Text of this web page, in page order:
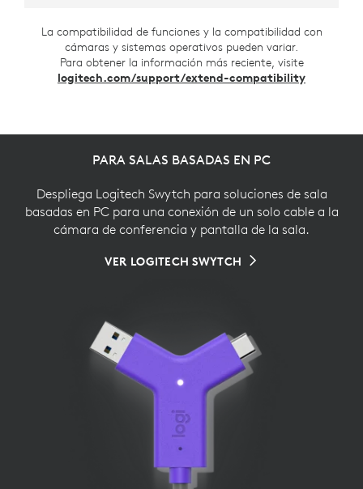
La compatibilidad de funciones y la compatibilidad con
cámaras y sistemas operativos pueden variar.
Para obtener la información más reciente, visite
logitech.com/support/extend-compatibility
PARA SALAS BASADAS EN PC
Despliega Logitech Swytch para soluciones de sala
basadas en PC para una conexión de un solo cable a la
cámara de conferencia y pantalla de la sala.
VER LOGITECH SWYTCH